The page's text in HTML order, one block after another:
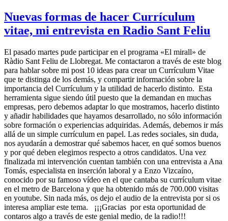
Nuevas formas de hacer Currículum
vitae, mi entrevista en Radio Sant Feliu
El pasado martes pude participar en el programa «El mirall» de
Ràdio Sant Feliu de Llobregat. Me contactaron a través de este blog
para hablar sobre mi post 10 ideas para crear un Currículum Vitae
que te distinga de los demás, y compartir información sobre la
importancia del Currículum y la utilidad de hacerlo distinto. Esta
herramienta sigue siendo útil puesto que la demandan en muchas
empresas, pero debemos adaptar lo que mostramos, hacerlo distinto
y añadir habilidades que hayamos desarrollado, no sólo información
sobre formación o experiencias adquiridas. Además, debemos ir más
allá de un simple currículum en papel. Las redes sociales, sin duda,
nos ayudarán a demostrar qué sabemos hacer, en qué somos buenos
y por qué deben elegirnos respecto a otros candidatos. Una vez
finalizada mi intervención cuentan también con una entrevista a Ana
Tomás, especialista en inserción laboral y a Enzo Vizcaíno,
conocido por su famoso vídeo en el que cantaba su currículum vitae
en el metro de Barcelona y que ha obtenido más de 700.000 visitas
en youtube. Sin nada más, os dejo el audio de la entrevista por si os
interesa ampliar este tema. ¡¡¡Gracias por esta oportunidad de
contaros algo a través de este genial medio, de la radio!!!